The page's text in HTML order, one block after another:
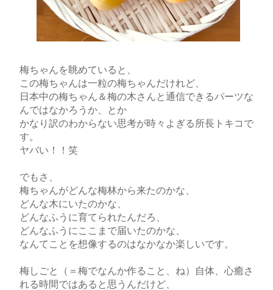
梅ちゃんを眺めていると、
この梅ちゃんは一粒の梅ちゃんだけれど、
日本中の梅ちゃん＆梅の木さんと通信できるパーツな
んではなかろうか、とか
かなり訳のわからない思考が時々よぎる所長トキコで
す。
ヤバい！！笑
でもさ、
梅ちゃんがどんな梅林から来たのかな、
どんな木にいたのかな、
どんなふうに育てられたんだろ、
どんなふうにここまで届いたのかな、
なんてことを想像するのはなかなか楽しいです。
梅しごと（＝梅でなんか作ること、ね）自体、心癒さ
れる時間ではあると思うんだけど、